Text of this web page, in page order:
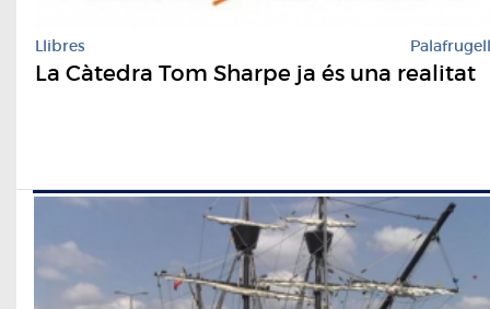
Llibres Palafrugell
La Càtedra Tom Sharpe ja és una realitat